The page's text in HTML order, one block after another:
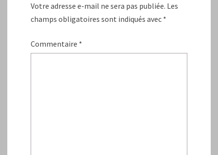
Votre adresse e-mail ne sera pas publiée. Les
champs obligatoires sont indiqués avec *
Commentaire *